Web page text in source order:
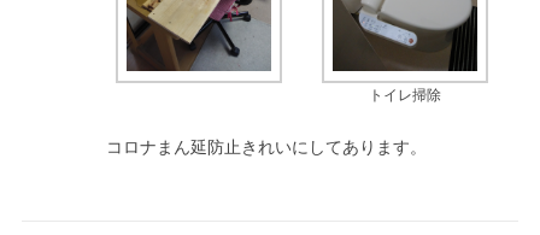
トイレ掃除
コロナまん延防止きれいにしてあります。